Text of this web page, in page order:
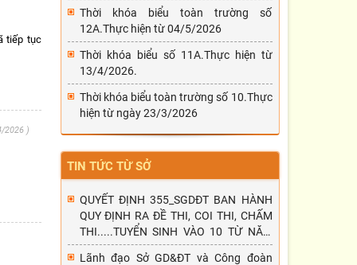
tiếp tục
2026
Thời khóa biểu toàn trường số
12A.Thực hiện từ 04/5/2026
Thời khóa biểu số 11A.Thực hiện từ
13/4/2026.
Thời khóa biểu toàn trường số 10.Thực
hiện từ ngày 23/3/2026
TIN TỨC TỪ SỞ
QUYẾT ĐỊNH 355_SGDĐT BAN HÀNH
QUY ĐỊNH RA ĐỀ THI, COI THI, CHẤM
THI.....TUYỂN SINH VÀO 10 TỪ NĂM
HỌC 2026-2027
Lãnh đạo Sở GD&ĐT và Công đoàn